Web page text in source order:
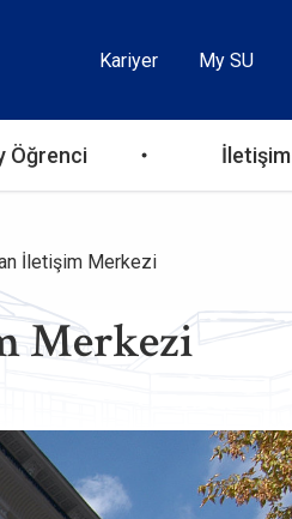
Header
Top
Kariyer My SU
Öğrenci İletişim
İletişim Merkezi
Merkezi